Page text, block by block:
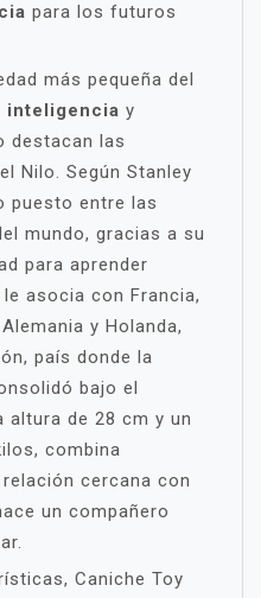
para los futuros
más pequeña del
inteligencia y
destacan las
Nilo. Según Stanley
puesto entre las
mundo, gracias a su
para aprender
asocia con Francia,
y Holanda,
país donde la
bajo el
altura de 28 cm y un
combina
cercana con
un compañero
Caniche Toy